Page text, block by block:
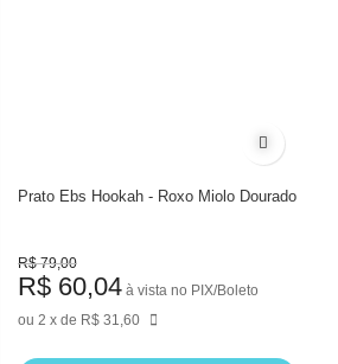
Prato Ebs Hookah - Roxo Miolo Dourado
R$ 79,00
2 de R$ 31,60
R$ 60,04 à vista no PIX/Boleto